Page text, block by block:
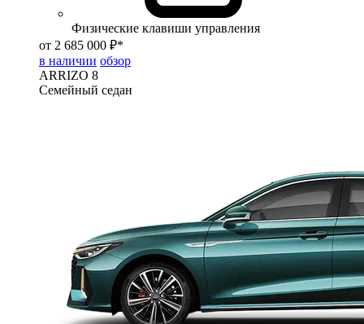
Физические клавиши управления
от 2 685 000 ₽*
в наличии обзор
ARRIZO 8
Семейный седан